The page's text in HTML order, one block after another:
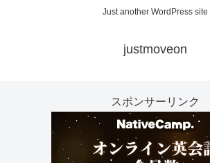
Just another WordPress site
justmoveon
スポンサーリンク